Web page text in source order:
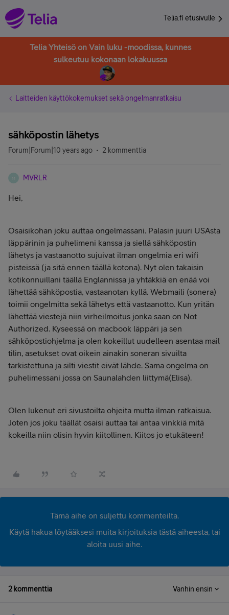
Telia.fi etusivulle
Telia Yhteisö on Vain luku -moodissa, kunnes
sulkeutuu kokonaan lokakuussa
Laitteiden käyttökokemukset sekä ongelmanratkaisu
sähköpostin lähetys
Forum|Forum|10 years ago 2 kommenttia
M MVRLR
Hei,
Osaisikohan joku auttaa ongelmassani. Palasin juuri USAsta
läppärinin ja puhelimeni kanssa ja siellä sähköpostin
lähetys ja vastaanotto sujuivat ilman ongelmia eri wifi
pisteissä (ja sitä ennen täällä kotona). Nyt olen takaisin
kotikonnuillani täällä Englannissa ja yhtäkkiä en enää voi
lähettää sähköpostia, vastaanotan kyllä. Webmaili (sonera)
toimii ongelmitta sekä lähetys että vastaanotto. Kun yritän
lähettää viestejä niin virheilmoitus jonka saan on Not
Authorized. Kyseessä on macbook läppäri ja sen
sähköpostiohjelma ja olen kokeillut uudelleen asentaa mail
tilin, asetukset ovat oikein ainakin soneran sivuilta
tarkistettuna ja silti viestit eivät lähde. Sama ongelma on
puhelimessani jossa on Saunalahden liittymä(Elisa).
Olen lukenut eri sivustoilta ohjeita mutta ilman ratkaisua.
Joten jos joku täällät osaisi auttaa tai antaa vinkkiä mitä
kokeilla niin olisin hyvin kiitollinen. Kiitos jo etukäteen!
Tämä aihe on suljettu kommenteilta.
Käytä hakua löytääksesi muita kirjoituksia tästä aiheesta, tai
aloita uusi aihe.
2 kommenttia Vanhin ensin